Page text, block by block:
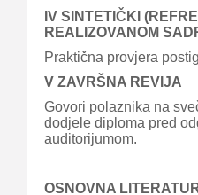
IV SINTETIČKI
REALIZOVANOM
Praktična provjera
V ZAVRŠNA REVIJA
Govori polaznika na
dodjele diploma pred
auditorijumom.
OSNOVNA